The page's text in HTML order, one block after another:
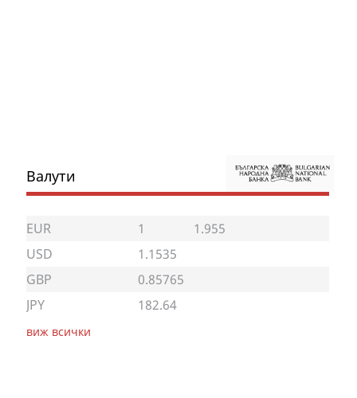
Валути
EUR 1
1.955
USD
1.1535
GBP
0.85765
JPY
182.64
виж всички